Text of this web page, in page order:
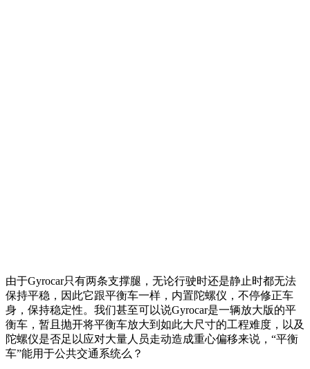
由于Gyrocar只有两条支撑腿，无论行驶时还是静止时都无法
保持平稳，因此它跟平衡车一样，内置陀螺仪，不停修正车
身，保持稳定性。我们甚至可以说Gyrocar是一辆放大版的平
衡车，暂且抛开将平衡车放大到如此大尺寸的工程难度，以及
陀螺仪是否足以应对大量人员走动造成重心偏移来说，“平衡
车”能用于公共交通系统么？